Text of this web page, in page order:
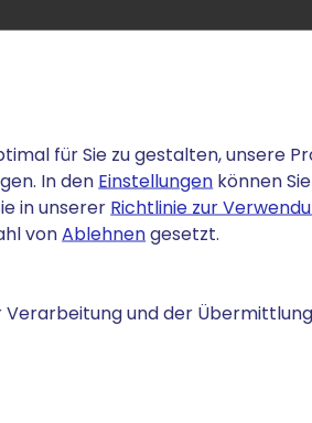
für Sie zu gestalten, unsere
In den Einstellungen können
in unserer Richtlinie zur
vonAblehnengesetzt.
Verarbeitung und der
– faire
Konditionen – ohne
Zertifikat ist von Beginn an
ein unverzichtbares
Hosting-Paket und baut so
über Kontaktformulare bis hin zu